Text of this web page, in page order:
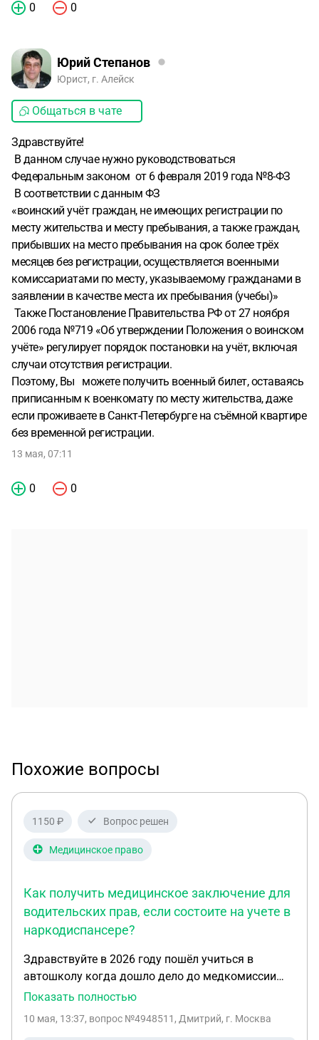
0 0
Юрий Степанов
Юрист, г. Алейск
Общаться в чате
Здравствуйте!
В данном случае нужно руководствоваться
Федеральным законом от 6 февраля 2019 года №8-ФЗ
В соответствии с данным ФЗ
«воинский учёт граждан, не имеющих регистрации по
месту жительства и месту пребывания, а также граждан,
прибывших на место пребывания на срок более трёх
месяцев без регистрации, осуществляется военными
комиссариатами по месту, указываемому гражданами в
заявлении в качестве места их пребывания (учебы)»
Также Постановление Правительства РФ от 27 ноября
2006 года №719 «Об утверждении Положения о воинском
учёте» регулирует порядок постановки на учёт, включая
случаи отсутствия регистрации.
Поэтому, Вы можете получить военный билет, оставаясь
приписанным к военкомату по месту жительства, даже
если проживаете в Санкт-Петербурге на съёмной квартире
без временной регистрации.
13 мая, 07:11
0 0
Похожие вопросы
1150 ₽ Вопрос решен
Медицинское право
Как получить медицинское заключение для
водительских прав, если состоите на учете в
наркодиспансере?
Здравствуйте в 2026 году пошёл учиться в
автошколу когда дошло дело до медкомиссии
оказалось что я стою на учёте в наркодиспансере
проходил такую комиссию в 2014 году на
Показать полностью
10 мая, 13:37, вопрос №4948511, Дмитрий, г. Москва